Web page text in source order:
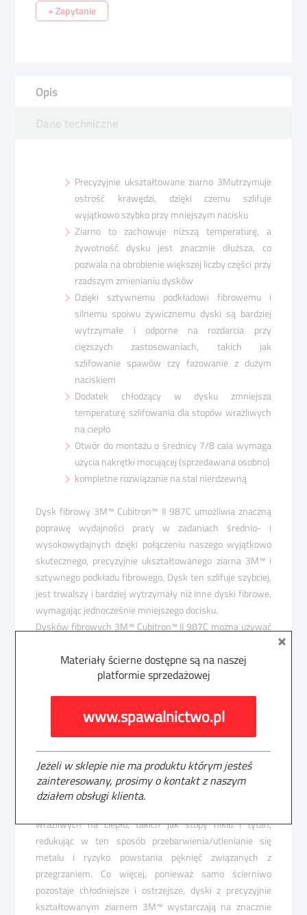
+ Zapytanie
Opis
Precyzyjnie ukształtowane ziarno 3Mutrzymuje
ostrość krawędzi, dzięki czemu szlifuje
wyjątkowo szybko przy mniejszym nacisku
Ziarno to zachowuje niższą temperaturę, a
żywotność dysku jest znacznie dłuższa, co
pozwala na obrobienie większej liczby części przy
rzadszym zmienianiu dysków
Dzięki sztywnemu podkładowi fibrowemu i
silnemu spoiwu żywicznemu dyski są bardziej
wytrzymałe i odporne na rozdarcia przy
cięższych zastosowaniach, takich jak
szlifowanie spawów czy fazowanie z dużym
naciskiem
Dodatek chłodzący w dysku zmniejsza
temperaturę szlifowania dla stopów wrażliwych
na ciepło
Otwór do montażu o średnicy 7/8 cala wymaga
użycia nakrętki mocującej (sprzedawana osobno)
kompletne rozwiązanie na stal nierdzewną
Dysk fibrowy 3M™ Cubitron™ II 987C umożliwia znaczną
poprawę wydajności pracy w zadaniach średnio- i
wysokowydajnych dzięki połączeniu naszego wyjątkowo
skutecznego, precyzyjnie ukształtowanego ziarna 3M™ i
sztywnego podkładu fibrowego. Dysk ten szlifuje szybciej,
jest trwalszy i bardziej wytrzymały niż inne dyski fibrowe,
wymagając jednocześnie mniejszego docisku.
Dysków fibrowych 3M™ Cubitron™ II 987C można używać
Najlepiej sprawdzają się przy stali nierdzewnej i innych
stopach niklu. Doskonale nadają się do usuwania spawów,
Dzięki temu, że precyzyjnie kształtowane ziarno 3M™
umożliwia wyjątkowo szybkie szlifowanie przy mniejszym
docisku, użytkownicy mogą wykonywać zadania szybciej i
przy mniejszym zmęczeniu. Dodatek chłodzący powoduje,
że dyski te są doskonałe do stosowania na wszystkich
rodzajach metali – pomaga on utrzymać dysk w niższej
wrażliwych na ciepło, takich jak stopy niklu i tytan,
redukując w ten sposób przebarwienia/utlenianie się
metalu i ryzyko powstania pęknięć związanych z
przegrzaniem. Co więcej, ponieważ samo ścierniwo
pozostaje chłodniejsze i ostrzejsze, dyski z precyzyjnie
kształtowanym ziarnem 3M™ wystarczają na znacznie
Materiały ścierne dostępne są na naszej
platformie sprzedażowej
www.spawalnictwo.pl
Jeżeli w sklepie nie ma produktu którym jesteś
zainteresowany, prosimy o kontakt z naszym
działem obsługi klienta.